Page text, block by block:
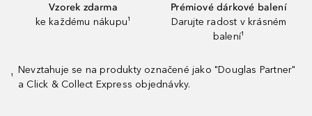
Vzorek zdarma
ke každému nákupu¹
Prémiové dárkové balení
Darujte radost v krásném
balení¹
¹
Nevztahuje se na produkty označené jako "Douglas Partner"
a Click & Collect Express objednávky.